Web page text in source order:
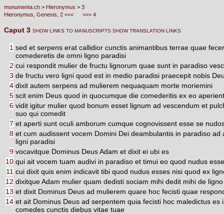
monumenta.ch > Hieronymus > 3
Hieronymus, Genesis, 2 <<<
>>> 4
Caput 3 SHOW LINKS TO MANUSCRIPTS SHOW TRANSLATION LINKS
1 sed et serpens erat callidior cunctis animantibus terrae quae
comederetis de omni ligno paradisi
2 cui respondit mulier de fructu lignorum quae sunt in paradiso
3 de fructu vero ligni quod est in medio paradisi praecepit nobis
4 dixit autem serpens ad mulierem nequaquam morte moriemini
5 scit enim Deus quod in quocumque die comederitis ex eo
6 vidit igitur mulier quod bonum esset lignum ad vescendum et
suo qui comedit
7 et aperti sunt oculi amborum cumque cognovissent esse se
8 et cum audissent vocem Domini Dei deambulantis in paradiso
ligni paradisi
9 vocavitque Dominus Deus Adam et dixit ei ubi es
10 qui ait vocem tuam audivi in paradiso et timui eo quod nudus
11 cui dixit quis enim indicavit tibi quod nudus esses nisi quod ex
12 dixitque Adam mulier quam dedisti sociam mihi dedit mihi de
13 et dixit Dominus Deus ad mulierem quare hoc fecisti quae
14 et ait Dominus Deus ad serpentem quia fecisti hoc maledictus
comedes cunctis diebus vitae tuae